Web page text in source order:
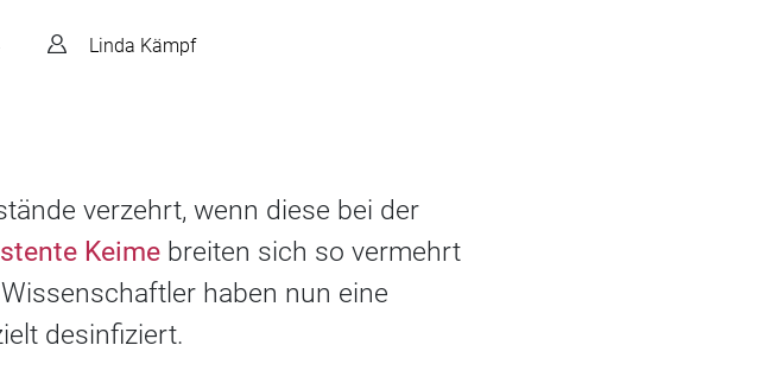
Linda Kämpf
verzehrt, wenn diese bei der
Keime breiten sich so vermehrt
haben nun eine
desinfiziert.